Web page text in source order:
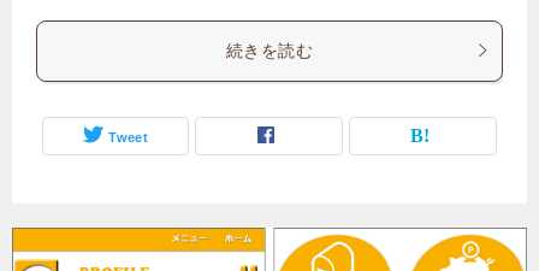
続きを読む
Tweet